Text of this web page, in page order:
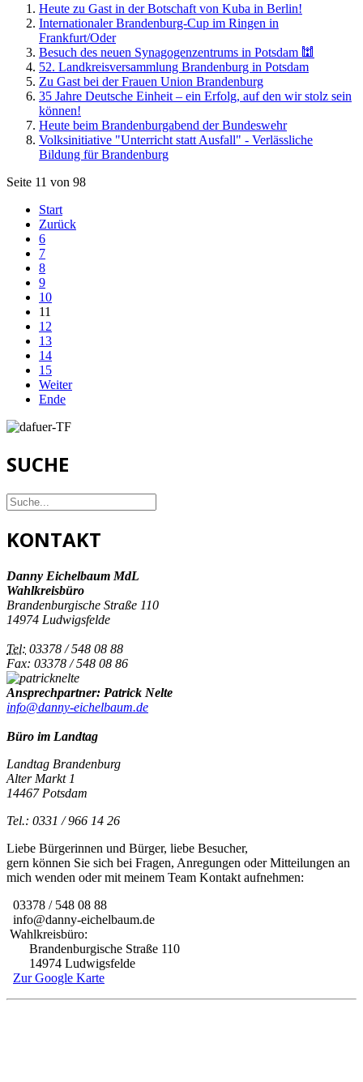
Heute zu Gast in der Botschaft von Kuba in Berlin!
Internationaler Brandenburg-Cup im Ringen in
Frankfurt/Oder
Besuch des neuen Synagogenzentrums in Potsdam 🕍
52. Landkreisversammlung Brandenburg in Potsdam
Zu Gast bei der Frauen Union Brandenburg
35 Jahre Deutsche Einheit – ein Erfolg, auf den wir stolz sein
können!
Heute beim Brandenburgabend der Bundeswehr
Volksinitiative "Unterricht statt Ausfall" - Verlässliche
Bildung für Brandenburg
Seite 11 von 98
Start
Zurück
6
7
8
9
10
11
12
13
14
15
Weiter
Ende
SUCHE
KONTAKT
Danny Eichelbaum MdL
Wahlkreisbüro
Brandenburgische Straße 110
14974 Ludwigsfelde
Tel: 03378 / 548 08 88
Fax: 03378 / 548 08 86
Ansprechpartner: Patrick Nelte
info@danny-eichelbaum.de
Büro im Landtag
Landtag Brandenburg
Alter Markt 1
14467 Potsdam
Tel.: 0331 / 966 14 26
Liebe Bürgerinnen und Bürger, liebe Besucher,
gern können Sie sich bei Fragen, Anregungen oder Mitteilungen an
mich wenden oder mit meinem Team Kontakt aufnehmen:
03378 / 548 08 88
info@danny-eichelbaum.de
Wahlkreisbüro:
Brandenburgische Straße 110
14974 Ludwigsfelde
Zur Google Karte